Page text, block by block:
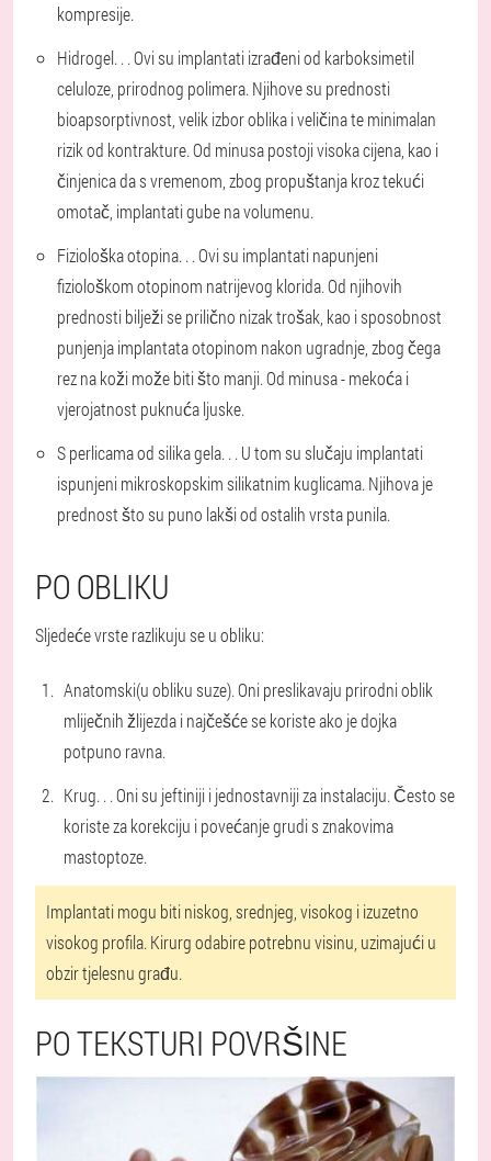
kompresije.
Hidrogel. . . Ovi su implantati izrađeni od karboksimetil
celuloze, prirodnog polimera. Njihove su prednosti
bioapsorptivnost, velik izbor oblika i veličina te minimalan
rizik od kontrakture. Od minusa postoji visoka cijena, kao i
činjenica da s vremenom, zbog propuštanja kroz tekući
omotač, implantati gube na volumenu.
Fiziološka otopina. . . Ovi su implantati napunjeni
fiziološkom otopinom natrijevog klorida. Od njihovih
prednosti bilježi se prilično nizak trošak, kao i sposobnost
punjenja implantata otopinom nakon ugradnje, zbog čega
rez na koži može biti što manji. Od minusa - mekoća i
vjerojatnost puknuća ljuske.
S perlicama od silika gela. . . U tom su slučaju implantati
ispunjeni mikroskopskim silikatnim kuglicama. Njihova je
prednost što su puno lakši od ostalih vrsta punila.
PO OBLIKU
Sljedeće vrste razlikuju se u obliku:
Anatomski(u obliku suze). Oni preslikavaju prirodni oblik
mliječnih žlijezda i najčešće se koriste ako je dojka
potpuno ravna.
Krug. . . Oni su jeftiniji i jednostavniji za instalaciju. Često se
koriste za korekciju i povećanje grudi s znakovima
mastoptoze.
Implantati mogu biti niskog, srednjeg, visokog i izuzetno
visokog profila. Kirurg odabire potrebnu visinu, uzimajući u
obzir tjelesnu građu.
PO TEKSTURI POVRŠINE